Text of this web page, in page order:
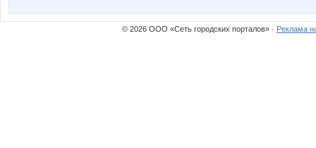
© 2026 ООО «Сеть городских порталов» · Реклама